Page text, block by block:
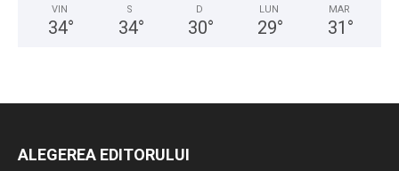
VIN
34°
S
34°
D
30°
LUN
29°
MAR
31 °
ALEGEREA EDITORULUI